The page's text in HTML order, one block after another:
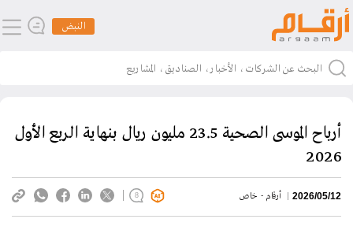
النبض
أرباح الموسى الصحية 23.5 مليون ريال بنهاية الربع الأول
2026
2026/05/12 أرقام - خاص 8